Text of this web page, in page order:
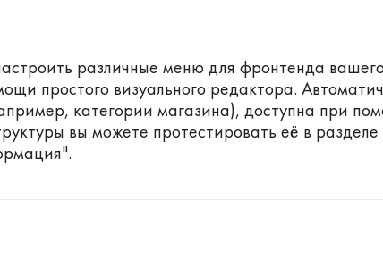
различные меню для фронтенда
простого визуального редактора.
категории магазина), доступна при
вы можете протестировать её в разделе